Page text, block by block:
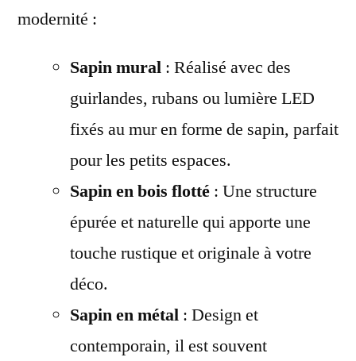
modernité :
Sapin mural : Réalisé avec des
guirlandes, rubans ou lumière LED
fixés au mur en forme de sapin, parfait
pour les petits espaces.
Sapin en bois flotté : Une structure
épurée et naturelle qui apporte une
touche rustique et originale à votre
déco.
Sapin en métal : Design et
contemporain, il est souvent